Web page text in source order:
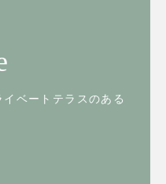
ベートテラスのある